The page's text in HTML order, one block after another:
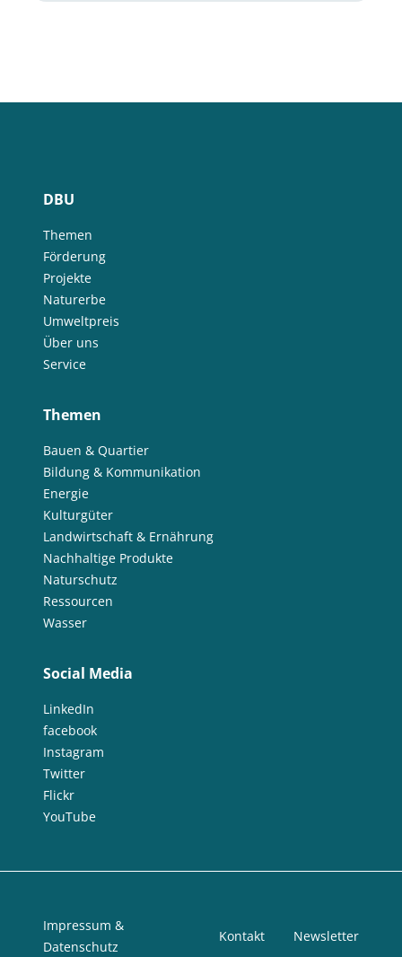
DBU
Themen
Förderung
Projekte
Naturerbe
Umweltpreis
Über uns
Service
Themen
Bauen & Quartier
Bildung & Kommunikation
Energie
Kulturgüter
Landwirtschaft & Ernährung
Nachhaltige Produkte
Naturschutz
Ressourcen
Wasser
Social Media
LinkedIn
facebook
Instagram
Twitter
Flickr
YouTube
Impressum &
Datenschutz
Kontakt Newsletter